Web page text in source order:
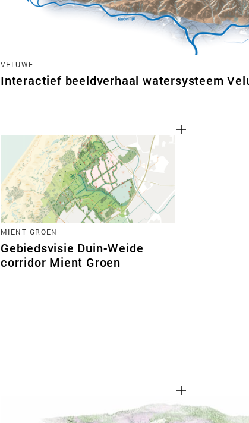
VELUWE
Interactief beeldverhaal watersysteem
MIENT GROEN
Gebiedsvisie Duin-Weide
corridor Mient Groen